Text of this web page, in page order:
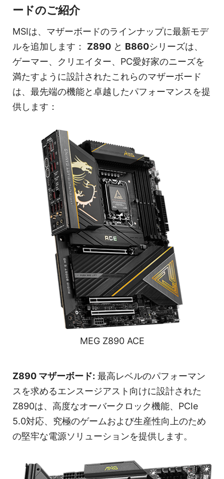
ードのご紹介
MSIは、マザーボードのラインナップに最新モデ
ルを追加します： Z890 と B860シリーズは、
ゲーマー、クリエイター、PC愛好家のニーズを
満たすように設計されたこれらのマザーボード
は、最先端の機能と卓越したパフォーマンスを提
供します：
MEG Z890 ACE
Z890 マザーボード: 最高レベルのパフォーマン
スを求めるエンスージアスト向けに設計された
Z890は、高度なオーバークロック機能、PCIe
5.0対応、究極のゲームおよび生産性向上のため
の堅牢な電源ソリューションを提供します。